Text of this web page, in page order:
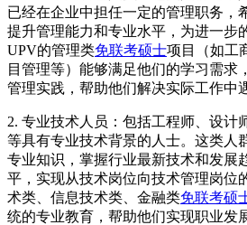
已经在企业中担任一定的管理职务，
提升管理能力和专业水平，为进一步
UPV的管理类免联考硕士项目（如工
目管理等）能够满足他们的学习需求
管理实践，帮助他们解决实际工作中
2. 专业技术人员：包括工程师、设计
等具有专业技术背景的人士。这类人
专业知识，掌握行业最新技术和发展
平，实现从技术岗位向技术管理岗位
术类、信息技术类、金融类免联考硕
统的专业教育，帮助他们实现职业发